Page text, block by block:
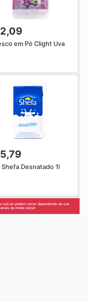
em Pó Clight Uva
Shefa Desnatado 1l
outras podem variar dependendo da sua
de mídia social.